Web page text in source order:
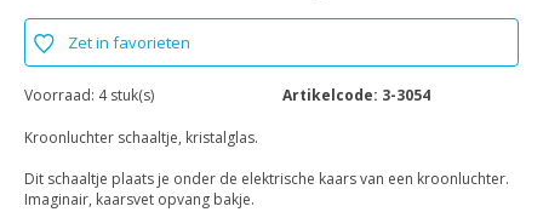
Zet in favorieten
Voorraad: 4 stuk(s) Artikelcode: 3-3054
Kroonluchter schaaltje, kristalglas.
Dit schaaltje plaats je onder de elektrische kaars van een kroonluchter.
Imaginair, kaarsvet opvang bakje.